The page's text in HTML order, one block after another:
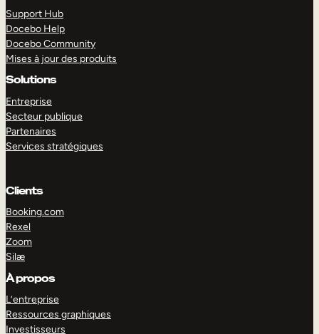
Support Hub
Docebo Help
Docebo Community
Mises à jour des produits
Solutions
Entreprise
Secteur publique
Partenaires
Services stratégiques
Clients
Booking.com
Rexel
Zoom
Silæ
À propos
L’entreprise
Ressources graphiques
Investisseurs